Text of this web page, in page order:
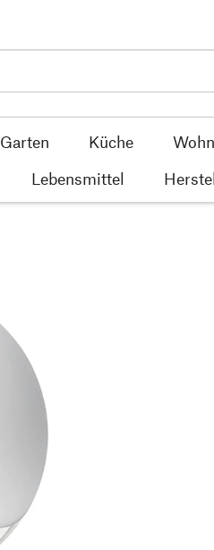
Garten Küche
Lebensmittel